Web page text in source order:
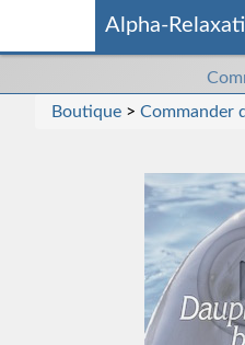
Alpha-
un
Boutique > Commander